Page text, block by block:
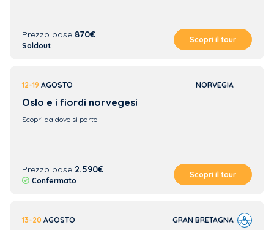
Prezzo base 870€
Soldout
Scopri il tour
12-19 AGOSTO NORVEGIA
Oslo e i fiordi norvegesi
Scopri da dove si parte
Prezzo base 2.590€
Confermato
Scopri il tour
13-20 AGOSTO GRAN BRETAGNA